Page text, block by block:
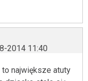
2014 11:40
największe atuty